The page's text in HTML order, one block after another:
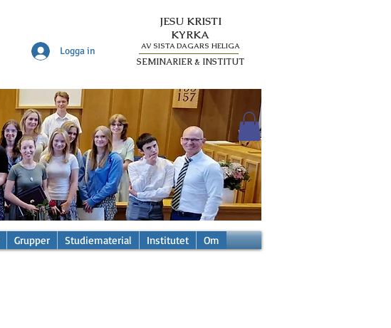
Logga in
JESU KRISTI
KYRKA
AV SISTA DAGARS HELIGA
SEMINARIER & INSTITUT
Grupper Studiematerial Institutet Om